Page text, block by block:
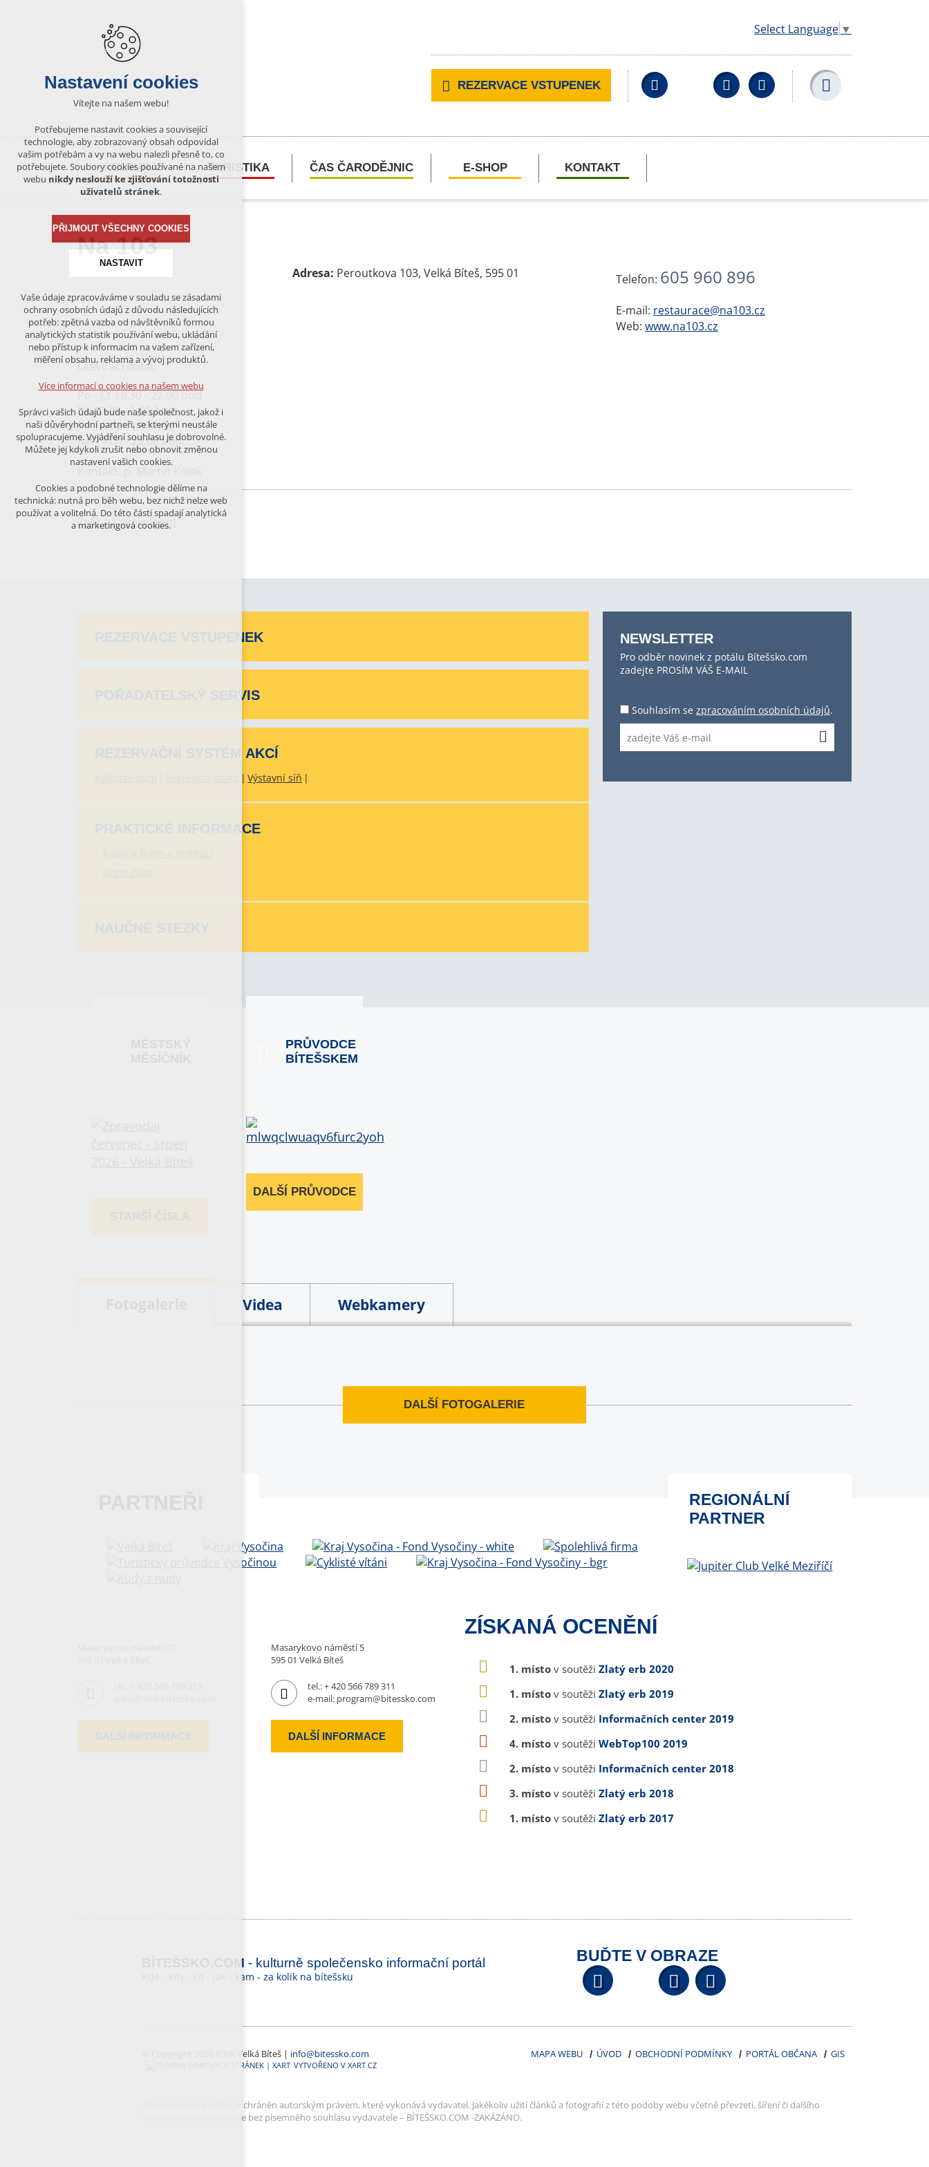
Select Language ▼
REZERVACE VSTUPENEK Facebook YouTubeWikipedia
KULTURA TURISTIKA ČAS ČARODĚJNIC E-SHOP KONTAKT
Na 103
Adresa: Peroutkova 103, Velká Bíteš, 595 01 Telefon: 605 960 896
E-mail: restaurace@na103.cz
Web:www.na103.cz
Otevírací doba:
Po - Čt 10.30 - 22.00 hod
Pá 10.30 - 1.00 hod
So 14.00 - 1.00 hod
Ne 14.00 - 22.00 hod
Zpět na výpis firem
REZERVACE VSTUPENEK
POŘADATELSKÝ SERVIS
REZERVAČNÍ SYSTÉM AKCÍ
Výstavní síň
PRAKTICKÉ INFORMACE
NEWSLETTER
Pro odběr novinek z potálu Bítešsko.com
zadejte PROSÍM VÁŠ E-MAIL
Souhlasím se zpracováním osobních údajů.
PRŮVODCE
BÍTEŠSKEM
DALŠÍ PRŮVODCE
Videa Webkamery
DALŠÍ FOTOGALERIE
REGIONÁLNÍ
PARTNER
Masarykovo náměstí 5
595 01 Velká Bíteš
tel.:+ 420 566 789 311
e-mail: program@bitessko.com
DALŠÍ INFORMACE
ZÍSKANÁ OCENĚNÍ
1. místo v soutěži Zlatý erb 2020
1. místo v soutěži Zlatý erb 2019
2. místo v soutěži Informačních center 2019
4. místo v soutěži WebTop100 2019
2. místo v soutěži Informačních center 2018
3. místo v soutěži Zlatý erb 2018
1. místo v soutěži Zlatý erb 2017
BÍTEŠSKO.COM - kulturně společensko informační portál
Kde - kdy - co - jak - kam - za kolik na bítešsku
BUĎTE V OBRAZE
Facebook YouTube
© Copyright 2026 ICKK Velká Bíteš | info@bitessko.com MAPA WEBU ÚVOD OBCHODNÍ PODMÍNKY PORTÁL OBČANA GIS
VYTVOŘENO V XART.CZ
Obsah tohoto portálu je chráněn autorským právem, které vykonává vydavatel. Jakékoliv užití článků a fotografií z této podoby webu včetně převzetí, šíření či dalšího
zpřístupňování obsahu je bez písemného souhlasu vydavatele – BÍTEŠSKO.COM -ZAKÁZÁNO.
Nastavení cookies
Vítejte na našem webu!
Potřebujeme nastavit cookies a související
technologie, aby zobrazovaný obsah odpovídal
vašim potřebám a vy na webu nalezli přesně to, co
potřebujete. Soubory cookies používané na našem
webu nikdy neslouží ke zjišťování totožnosti
uživatelů stránek.
PŘIJMOUT VŠECHNY COOKIES
NASTAVIT
Technická cookies
nutná pro provozování webu
udržení kontextu stránek (session):
případná přihlášení, volby jazyka, apod.
analytická pro anonymizované
vyhodnocení návštěvnosti
marketingová cookies (Google)
Více informací o cookies na našem webu
ODMÍTNOUT VŠE
Vaše údaje zpracováváme v souladu se zásadami
ochrany osobních údajů z důvodu následujících
potřeb: zpětná vazba od návštěvníků formou
analytických statistik používání webu, ukládání
nebo přístup k informacím na vašem zařízení,
měření obsahu, reklama a vývoj produktů.
Více informací o cookies na našem webu
Správci vašich údajů bude naše společnost, jakož i
naši důvěryhodní partneři, se kterými neustále
spolupracujeme. Vyjádření souhlasu je dobrovolné.
Můžete jej kdykoli zrušit nebo obnovit změnou
nastavení vašich cookies.
Cookies a podobné technologie dělíme na
technická: nutná pro běh webu, bez nichž nelze web
používat a volitelná. Do této části spadají analytická
a marketingová cookies.